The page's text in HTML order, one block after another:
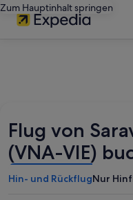
Zum Hauptinhalt springen
Flug von
(VNA-VIE)
Hin- und RückflugNur